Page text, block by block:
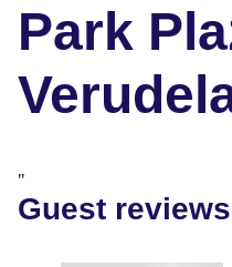
Park
"
Guest reviews